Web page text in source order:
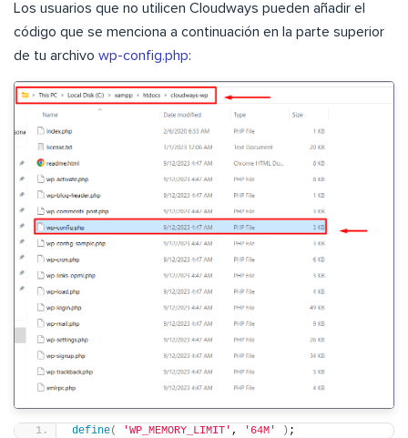
Los usuarios que no utilicen Cloudways pueden añadir el
código que se menciona a continuación en la parte superior
de tu archivo wp-config.php:
define( 'WP_MEMORY_LIMIT' , '64M' ) ;